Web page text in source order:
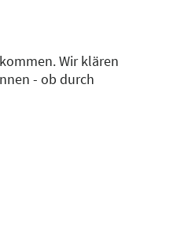
Wir klären
- ob durch